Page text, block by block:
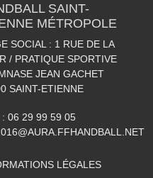
SAINT-
MÉTROPOLE
SOCIAL : 1 RUE DE LA
/ PRATIQUE SPORTIVE
JEAN GACHET
SAINT-ETIENNE
06 29 99 59 05
LÉGALES